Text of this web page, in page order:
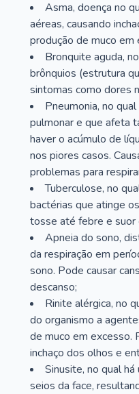
Asma, doença no
aéreas, causando
produção de muco em
Bronquite aguda,
brônquios (estrutura
sintomas como dores
Pneumonia, no
pulmonar e que afeta
haver o acúmulo de
nos piores casos.
problemas para
Tuberculose, no
bactérias que atinge
tosse até febre e suor
Apneia do sono,
da respiração em
sono. Pode causar
descanso;
Rinite alérgica, no
do organismo a
de muco em excesso.
inchaço dos olhos e
Sinusite, no qual
seios da face,